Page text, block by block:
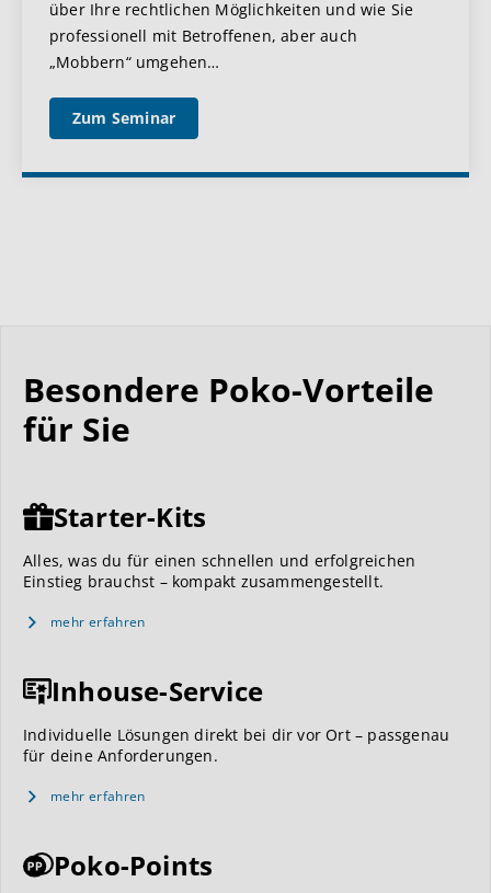
über Ihre rechtlichen Möglichkeiten und wie Sie
professionell mit Betroffenen, aber auch
„Mobbern“ umgehen…
Zum Seminar
Besondere Poko-Vorteile
für Sie
Starter-Kits
Alles, was du für einen schnellen und erfolgreichen
Einstieg brauchst – kompakt zusammengestellt.
mehr erfahren
Inhouse-Service
Individuelle Lösungen direkt bei dir vor Ort – passgenau
für deine Anforderungen.
mehr erfahren
Poko-Points